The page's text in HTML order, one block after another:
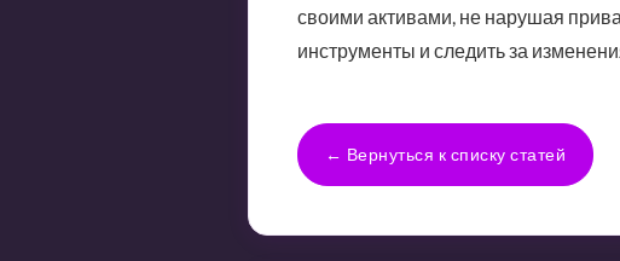
своими активами, не нарушая
инструменты и следить за
← Вернуться к списку статей